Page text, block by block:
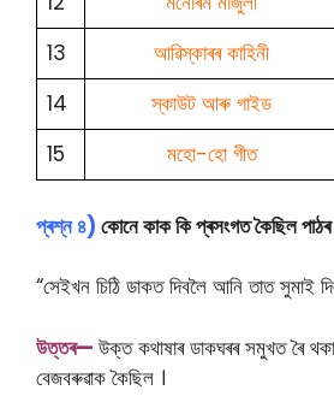
13
আৱিস্কাৰৰ কাহিনী
14
স্কাউট আৰু গাইড
15
মহো-হো গীত
প্ৰশ্ন ৪) কোনে কাক কি প্ৰসংগত কৈছিল
“সেইখন চিঠি ডাকত দিবলৈ আনি তাত সুমাই
উত্তৰ— উক্ত কথাষাৰ ডাকঘৰৰ সমুখত ৰৈ
বেজবৰুৱাক কৈছিল ।